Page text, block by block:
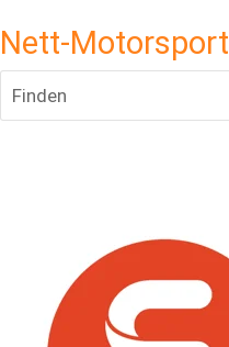
Nett-Motorsport
Finden